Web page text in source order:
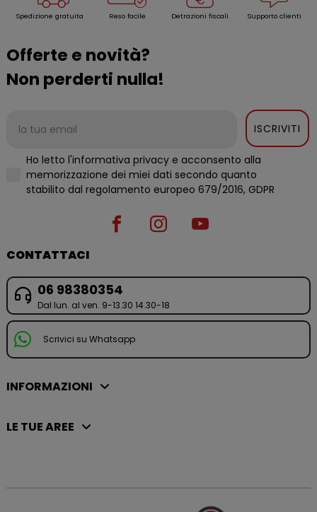
Spedizione gratuita Reso facile Detrazioni fiscali Supporto clienti
Offerte e novità?
Non perderti nulla!
ISCRIVITI
Ho letto l'informativa privacy e acconsento alla
memorizzazione dei miei dati secondo quanto
stabilito dal regolamento europeo 679/2016, GDPR
CONTATTACI
06 98380354
Dal lun. al ven. 9-13.30 14.30-18
Scrivici su Whatsapp
INFORMAZIONI
LE TUE AREE